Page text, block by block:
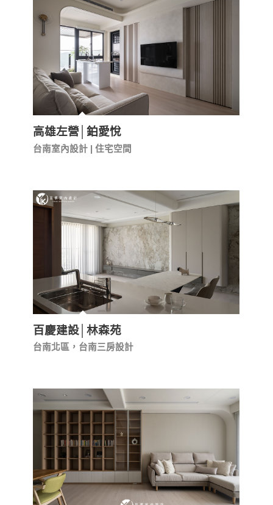
高雄左營│鉑愛悅
台南室內設計 | 住宅空間
百慶建設│林森苑
台南北區，台南三房設計